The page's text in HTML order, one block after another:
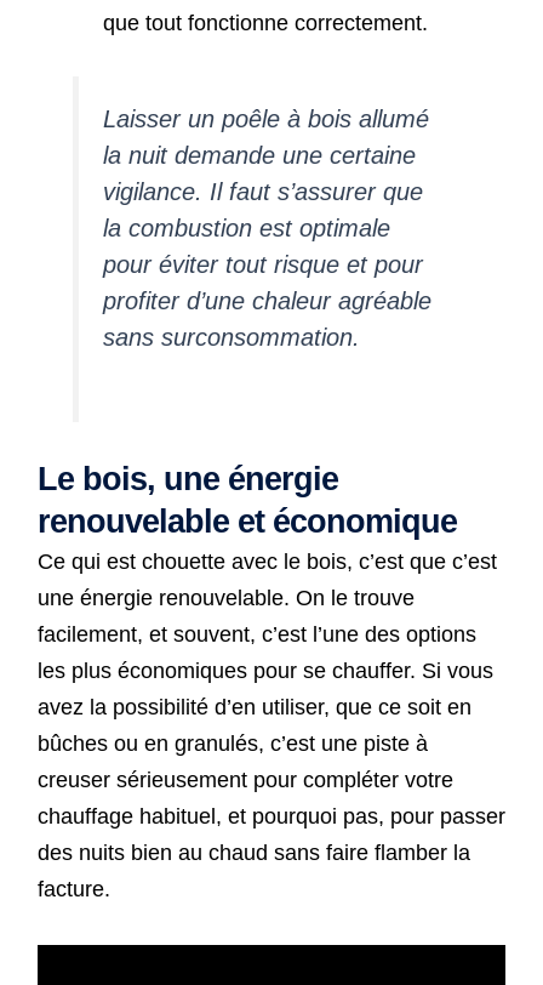
que tout fonctionne correctement.
Laisser un poêle à bois allumé
la nuit demande une certaine
vigilance. Il faut s’assurer que
la combustion est optimale
pour éviter tout risque et pour
profiter d’une chaleur agréable
sans surconsommation.
Le bois, une énergie
renouvelable et économique
Ce qui est chouette avec le bois, c’est que c’est
une énergie renouvelable. On le trouve
facilement, et souvent, c’est l’une des options
les plus économiques pour se chauffer. Si vous
avez la possibilité d’en utiliser, que ce soit en
bûches ou en granulés, c’est une piste à
creuser sérieusement pour compléter votre
chauffage habituel, et pourquoi pas, pour passer
des nuits bien au chaud sans faire flamber la
facture.